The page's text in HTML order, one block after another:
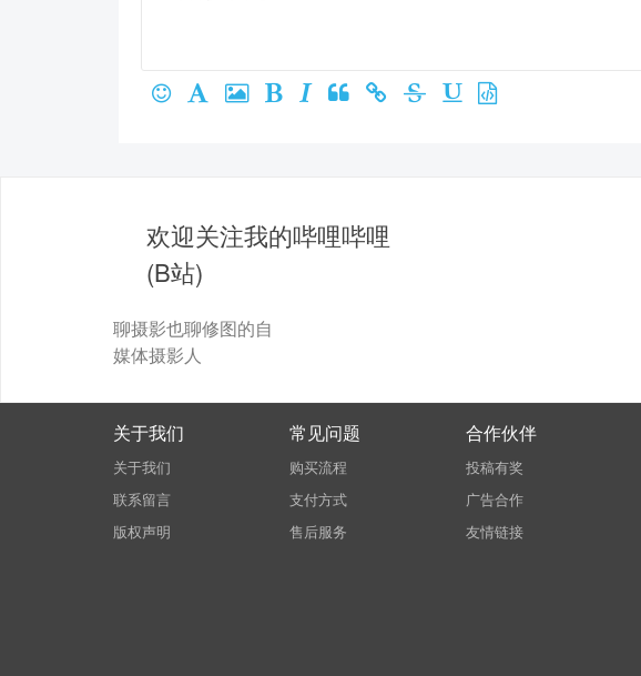
欢迎关注我的哔哩哔哩
(B站)
聊摄影也聊修图的自
媒体摄影人
关于我们
关于我们
联系留言
版权声明
常见问题
购买流程
支付方式
售后服务
合作伙伴
投稿有奖
广告合作
友情链接